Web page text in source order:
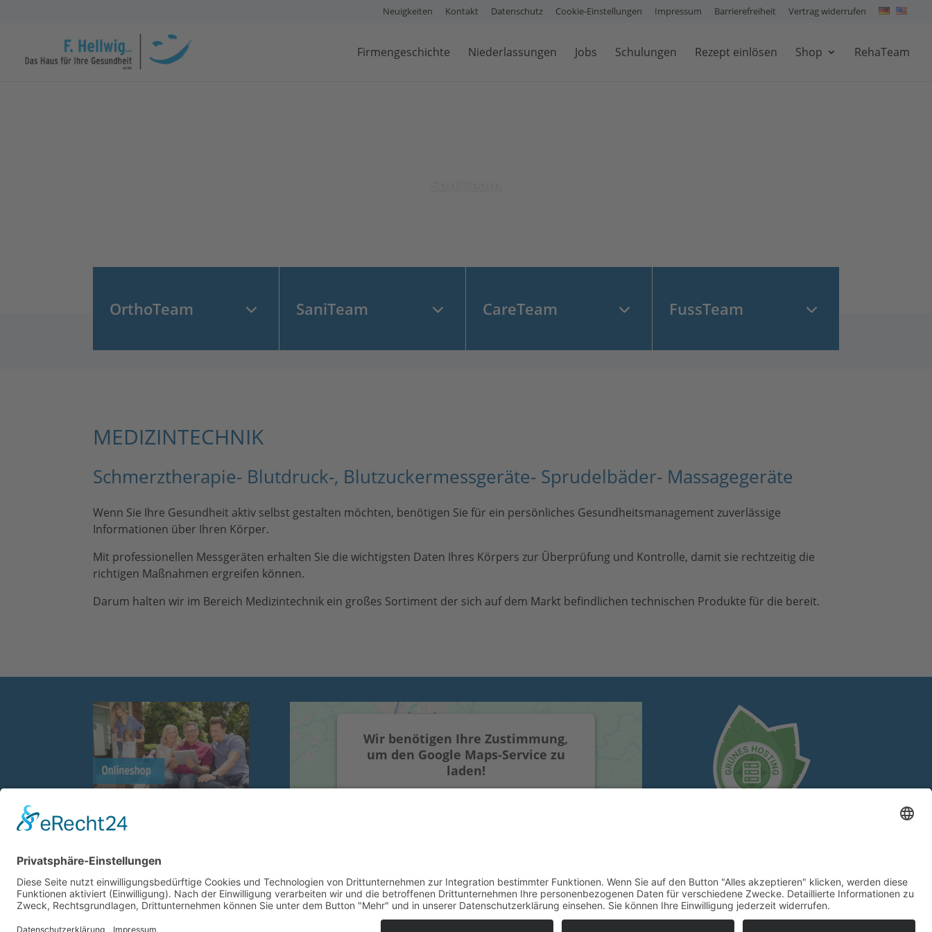
Neuigkeiten Kontakt Datenschutz Cookie-Einstellungen Impressum Barrierefreiheit Vertrag widerrufen
Firmengeschichte Niederlassungen Jobs Schulungen Rezept einlösen Shop RehaTeam
OrthoTeam SaniTeam CareTeam FussTeam
MEDIZINTECHNIK
Schmerztherapie- Blutdruck-, Blutzuckermessgeräte- Sprudelbäder- Massagegeräte
Wenn Sie Ihre Gesundheit aktiv selbst gestalten möchten, benötigen Sie für ein persönliches Gesundheitsmanagement zuverlässige
Informationen über Ihren Körper.
Mit professionellen Messgeräten erhalten Sie die wichtigsten Daten Ihres Körpers zur Überprüfung und Kontrolle, damit sie rechtzeitig die
richtigen Maßnahmen ergreifen können.
Darum halten wir im Bereich Medizintechnik ein großes Sortiment der sich auf dem Markt befindlichen technischen Produkte für die bereit.
Wir benötigen Ihre Zustimmung,
um den Google Maps-Service zu
laden!
diese Karte anzuzeigen.
Mehr Informationen